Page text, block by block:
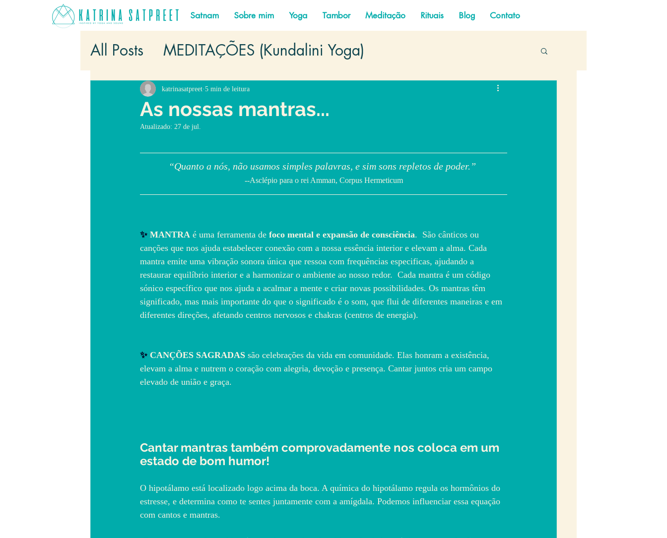
Satnam Sobre mim Yoga Tambor Meditação Rituais Blog Contato
All Posts MEDITAÇÕES (Kundalini Yoga)
As nossas mantras...
katrinasatpreet 5 min de leitura
Atualizado: 27 de jul.
“Quanto a nós, não usamos simples palavras, e sim sons repletos de poder.”
--Asclépio para o rei Amman, Corpus Hermeticum
✨ MANTRA é uma ferramenta de foco mental e expansão de consciência. São cânticos ou
canções que nos ajuda estabelecer conexão com a nossa essência interior e elevam a alma. Cada
mantra emite uma vibração sonora única que ressoa com frequências especificas, ajudando a
restaurar equilíbrio interior e a harmonizar o ambiente ao nosso redor.  Cada mantra é um código
sónico específico que nos ajuda a acalmar a mente e criar novas possibilidades. Os mantras têm
significado, mas mais importante do que o significado é o som, que flui de diferentes maneiras e em
diferentes direções, afetando centros nervosos e chakras (centros de energia).
✨ CANÇÕES SAGRADAS são celebrações da vida em comunidade. Elas honram a existência,
elevam a alma e nutrem o coração com alegria, devoção e presença. Cantar juntos cria um campo
elevado de união e graça.
Cantar mantras também comprovadamente nos coloca em um
estado de bom humor!
O hipotálamo está localizado logo acima da boca. A química do hipotálamo regula os hormônios do
estresse, e determina como te sentes juntamente com a amígdala. Podemos influenciar essa equação
com cantos e mantras.